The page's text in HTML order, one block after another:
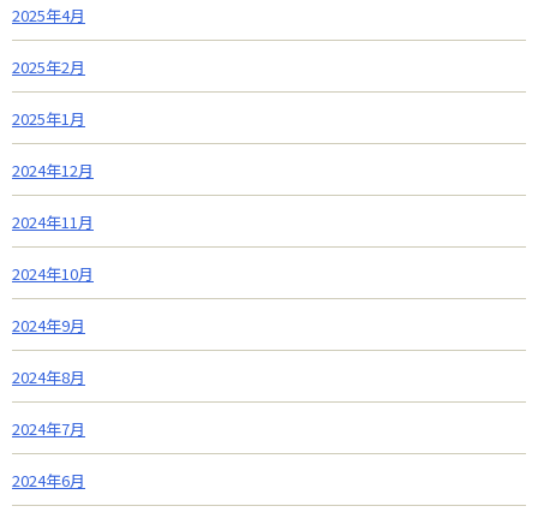
2025年4月
2025年2月
2025年1月
2024年12月
2024年11月
2024年10月
2024年9月
2024年8月
2024年7月
2024年6月